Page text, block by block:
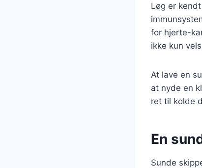
Løg er
for hjerte-
ikke kun
At lave en
at nyde en
ret til kolde
En
Sunde